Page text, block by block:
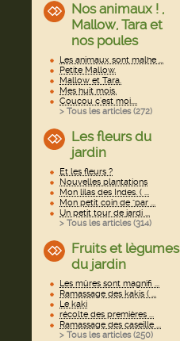
Nos animaux ! ,
Mallow, Tara et
nos poules
Les animaux sont malhe ...
Petite Mallow.
Mallow et Tara.
Mes huit mois.
Coucou c'est moi....
> Tous les articles (272)
Les fleurs du
jardin
Et les fleurs ?
Nouvelles plantations
Mon lilas des Indes. ( ...
Mon petit coin de "par ...
Un petit tour de jardi ...
> Tous les articles (314)
Fruits et lègumes
du jardin
Les mûres sont magnifi ...
Ramassage des kakis ( ...
Le kaki
récolte des premières ...
Ramassage des caseille ...
> Tous les articles (250)